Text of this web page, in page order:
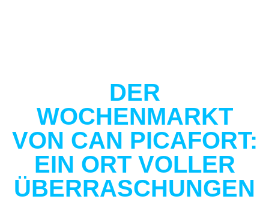
DER
WOCHENMARKT
VON CAN PICAFORT:
EIN ORT VOLLER
ÜBERRASCHUNGEN